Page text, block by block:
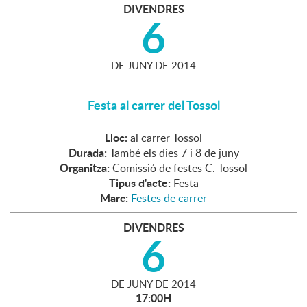
DIVENDRES
6
DE JUNY DE 2014
Festa al carrer del Tossol
Lloc: al carrer Tossol
Durada: També els dies 7 i 8 de juny
Organitza: Comissió de festes C. Tossol
Tipus d'acte: Festa
Marc: Festes de carrer
DIVENDRES
6
DE JUNY DE 2014
17:00H